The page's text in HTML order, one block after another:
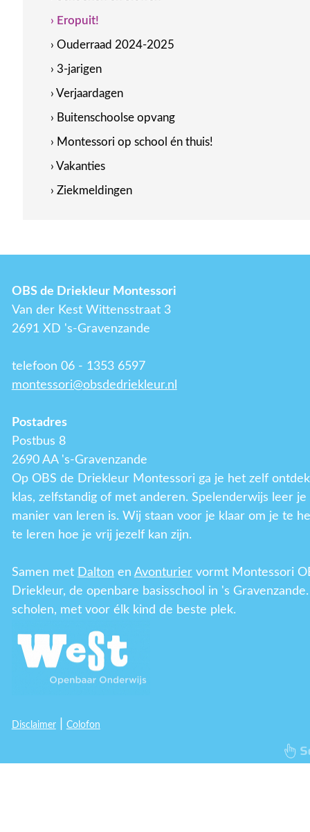
› Eropuit!
› Ouderraad 2024-2025
› 3-jarigen
› Verjaardagen
› Buitenschoolse opvang
› Montessori op school én thuis!
› Vakanties
› Ziekmeldingen
OBS de Driekleur Montessori
Van der Kest Wittensstraat 3
2691 XD 's-Gravenzande
telefoon 06 - 1353 6597
montessori@obsdedriekleur.nl
Postadres
Postbus 8
2690 AA 's-Gravenzande
Op OBS de Driekleur Montessori ga je het zelf
klas, zelfstandig of met anderen. Spelenderwijs leer
manier van leren is. Wij staan voor je klaar om je te
te leren hoe je vrij jezelf kan zijn.
Samen met Dalton en Avonturiervormt Montessori
Driekleur, de openbare basisschool in 's
scholen, met voor élk kind de beste plek.
Disclaimer| Colofon